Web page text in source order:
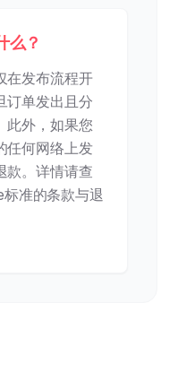
么？
在发布流程开
订单发出且分
此外，如果您
任何网络上发
款。详情请查
准的条款与退